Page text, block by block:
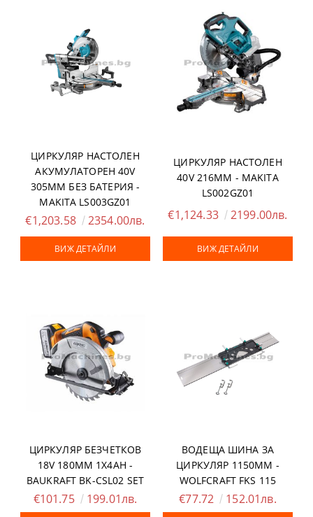
ЦИРКУЛЯР НАСТОЛЕН
АКУМУЛАТОРЕН 40V
305ММ БЕЗ БАТЕРИЯ -
MAKITA LS003GZ01
€1,203.58 2354.00лв.
ВИЖ ДЕТАЙЛИ
ЦИРКУЛЯР НАСТОЛЕН
40V 216ММ - MAKITA
LS002GZ01
€1,124.33 2199.00лв.
ВИЖ ДЕТАЙЛИ
ЦИРКУЛЯР БЕЗЧЕТКОВ
18V 180ММ 1Х4AH -
BAUKRAFT BK-CSL02 SET
€101.75 199.01лв.
ВОДЕЩА ШИНА ЗА
ЦИРКУЛЯР 1150ММ -
WOLFCRAFT FKS 115
€77.72 152.01лв.